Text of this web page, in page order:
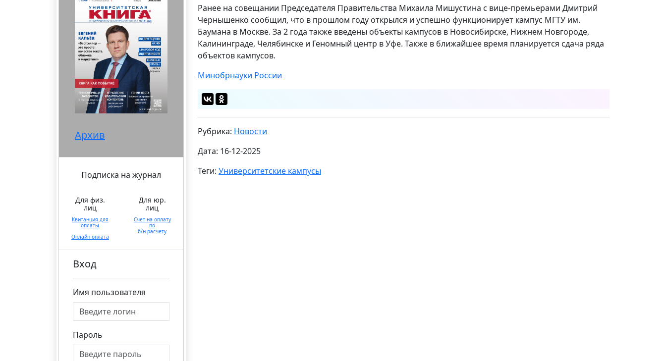
Архив
Подписка на журнал
Для физ.
лиц
Квитанция для
оплаты
Онлайн оплата
Для юр.
лиц
Счет на оплату
по
б/н расчету
Вход
Имя пользователя
Пароль
Ранее на совещании Председателя Правительства Михаила Мишустина с вице-премьерами Дмитрий
Чернышенко сообщил, что в прошлом году открылся и успешно функционирует кампус МГТУ им.
Баумана в Москве. За 2 года также введены объекты кампусов в Новосибирске, Нижнем Новгороде,
Калининграде, Челябинске и Геномный центр в Уфе. Также в ближайшее время планируется сдача ряда
объектов кампусов.
Минобрнауки России
Рубрика: Новости
Дата: 16-12-2025
Теги: Университетские кампусы